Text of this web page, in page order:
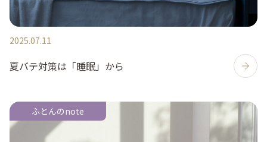
2025.07.11
夏バテ対策は「睡眠」から
ふとんのnote